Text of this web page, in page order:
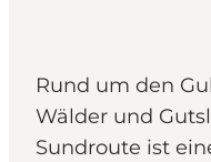
Rund um den
Wälder und
Sundroute ist